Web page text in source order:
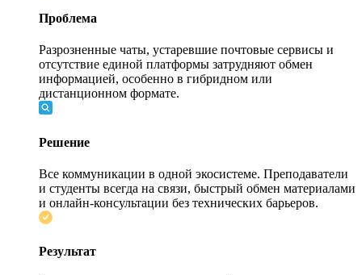
Проблема
Разрозненные чаты, устаревшие почтовые сервисы и
отсутствие единой платформы затрудняют обмен
информацией, особенно в гибридном или
дистанционном формате.
Решение
Все коммуникации в одной экосистеме. Преподаватели
и студенты всегда на связи, быстрый обмен материалами
и онлайн-консультации без технических барьеров.
Результат